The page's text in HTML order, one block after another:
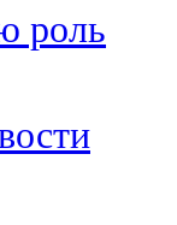
роль